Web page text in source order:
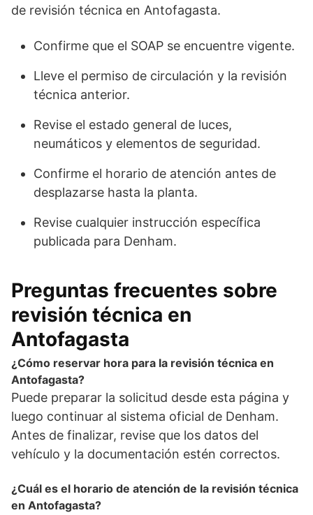
de revisión técnica en Antofagasta.
Confirme que el SOAP se encuentre vigente.
Lleve el permiso de circulación y la revisión
técnica anterior.
Revise el estado general de luces,
neumáticos y elementos de seguridad.
Confirme el horario de atención antes de
desplazarse hasta la planta.
Revise cualquier instrucción específica
publicada para Denham.
Preguntas frecuentes sobre
revisión técnica en
Antofagasta
¿Cómo reservar hora para la revisión técnica en
Antofagasta?
Puede preparar la solicitud desde esta página y
luego continuar al sistema oficial de Denham.
Antes de finalizar, revise que los datos del
vehículo y la documentación estén correctos.
¿Cuál es el horario de atención de la revisión técnica
en Antofagasta?